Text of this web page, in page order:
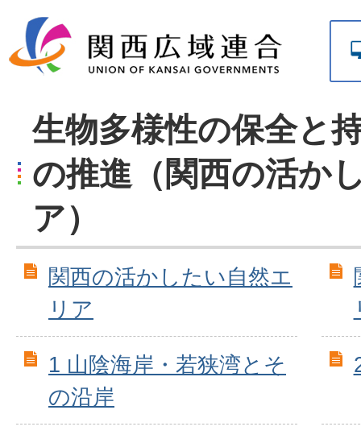
生物多様性の保全と
の推進（関西の活か
ア）
関西の活かしたい自然エ
リア
1 山陰海岸・若狭湾とそ
の沿岸